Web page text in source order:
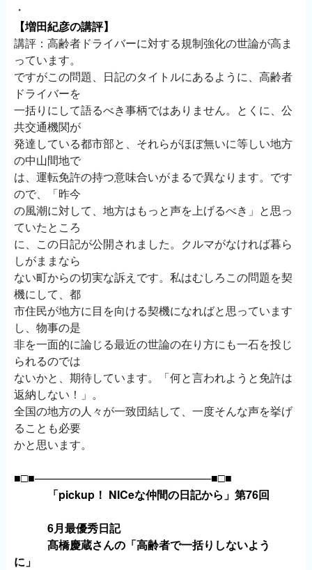
・
【増田紀彦の講評】
講評：高齢者ドライバーに対する規制強化の世論が高ま
っています。
ですがこの問題、日記のタイトルにあるように、高齢者
ドライバーを
一括りにして語るべき事柄ではありません。とくに、公
共交通機関が
発達している都市部と、それらがほぼ無いに等しい地方
の中山間地で
は、運転免許の持つ意味合いがまるで異なります。です
ので、「昨今
の風潮に対して、地方はもっと声を上げるべき」と思っ
ていたところ
に、この日記が公開されました。クルマがなければ暮ら
しがままなら
ない町からの切実な訴えです。私はむしろこの問題を契
機にして、都
市住民が地方に目を向ける契機になればと思っています
し、物事の是
非を一面的に論じる最近の世論の在り方にも一石を投じ
られるのでは
ないかと、期待しています。「何と言われようと免許は
返納しない！」。
全国の地方の人々が一致団結して、一度そんな声を挙げ
ることも必要
かと思います。
■□■───────────────────────■□■
「pickup！ NICeな仲間の日記から」第76回
6月最優秀日記
髙橋慶蔵さんの「高齢者で一括りしないよう
に」